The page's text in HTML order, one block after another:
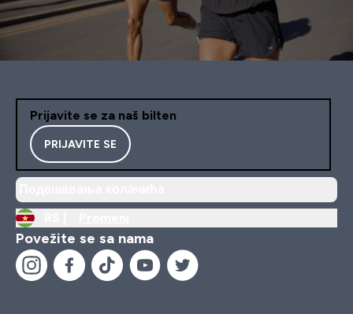
Prijavite se za naš bilten
PRIJAVITE SE
Povežite se sa nama